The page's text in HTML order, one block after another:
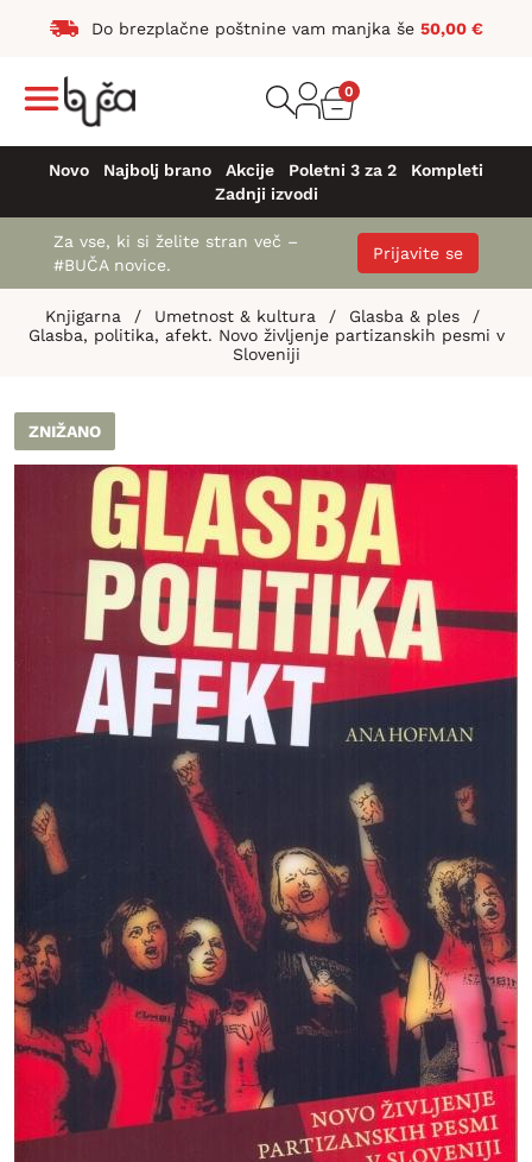
Do brezplačne poštnine vam manjka še 50,00 €
0
Novo Najbolj brano Akcije Poletni 3 za 2
Kompleti
Zadnji izvodi
Za vse, ki si želite stran več –
#BUČA novice.
Prijavite se
Knjigarna / Umetnost & kultura / Glasba & ples
/
Glasba, politika, afekt. Novo življenje partizanskih pesmi v
Sloveniji
ZNIŽANO